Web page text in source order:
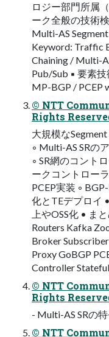
ロジー部⾨所属
ーク全般の技術
Multi-AS
Keyword: Traffic
Chaining / Multi-
Pub/Sub ▪ 要素技
MP-BGP / PCEP
© NTT
Rights
⼤規模な
◦ Multi-AS SRの
◦ SR網のコント
ークコントロー
PCEP実装 ◦
化とTEデプロイ
上やOSS化 • ま
Routers Kafka
Broker
Proxy GoBGP
Controller
© NTT
Rights
- Multi-AS SRの
© NTT